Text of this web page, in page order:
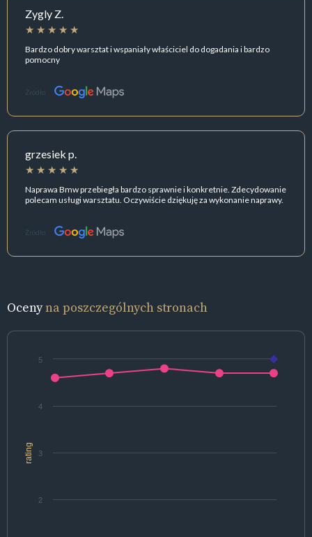
Zygly Z.
Bardzo dobry warsztat i wspaniały właściciel do dogadania i bardzo
pomocny
Źródło:
grzesiek p.
Naprawa Bmw przebiegła bardzo sprawnie i konkretnie. Zdecydowanie
polecam usługi warsztatu. Oczywiście dziękuję za wykonanie naprawy.
Źródło:
Ocenyna poszczególnych stronach
rating
2
3
4
5